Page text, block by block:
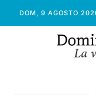
DOM, 9 AGOSTO